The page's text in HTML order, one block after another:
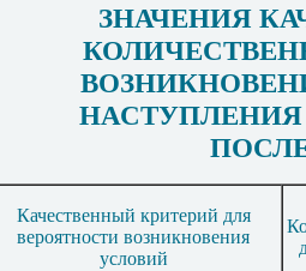
ЗНАЧЕНИЯ
Качественный критерий для
вероятности возникновения
условий